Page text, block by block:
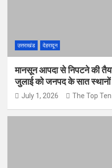
उत्तराखंड देहरादून
मानसून आपदा से निपटने की
जुलाई को जनपद के सात स्थानों
July 1, 2026 The Top